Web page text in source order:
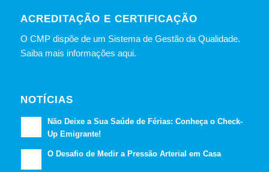
ACREDITAÇÃO E CERTIFICAÇÃO
O CMP dispõe de um Sistema de Gestão da Qualidade.
Saiba mais informações aqui.
NOTÍCIAS
Não Deixe a Sua Saúde de Férias: Conheça o Check-
Up Emigrante!
O Desafio de Medir a Pressão Arterial em Casa